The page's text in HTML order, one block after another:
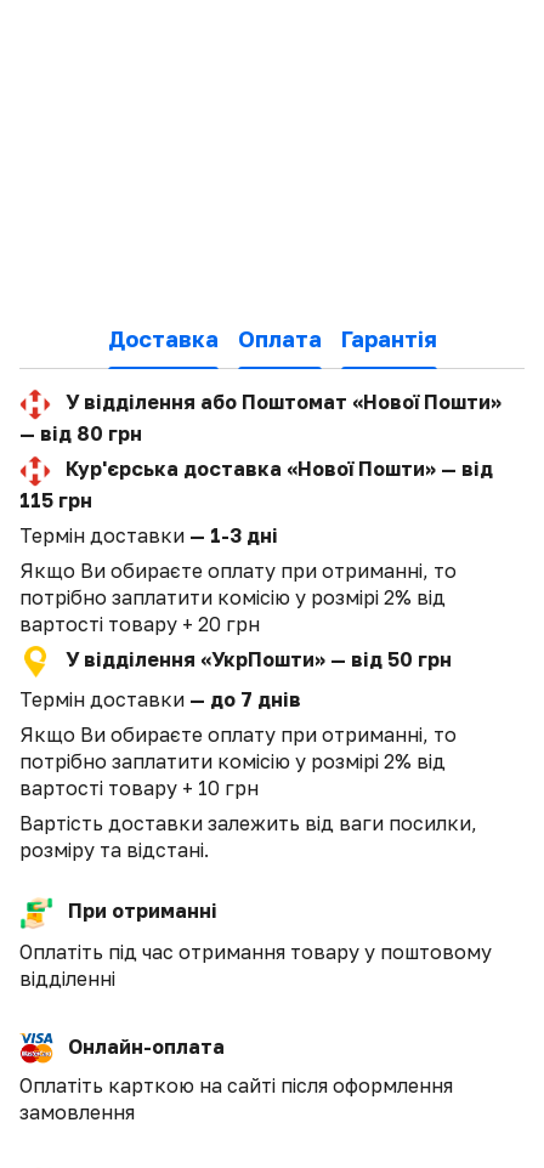
Доставка Оплата Гарантія
У відділення або Поштомат «Нової Пошти»
— від 80 грн
Кур'єрська доставка «Нової Пошти» — від
115 грн
Термін доставки — 1-3 дні
Якщо Ви обираєте оплату при отриманні, то
потрібно заплатити комісію у розмірі 2% від
вартості товару + 20 грн
У відділення «УкрПошти» — від 50 грн
Термін доставки — до 7 днів
Якщо Ви обираєте оплату при отриманні, то
потрібно заплатити комісію у розмірі 2% від
вартості товару + 10 грн
Вартість доставки залежить від ваги посилки,
розміру та відстані.
При отриманні
Оплатіть під час отримання товару у поштовому
відділенні
Онлайн-оплата
Оплатіть карткою на сайті після оформлення
замовлення